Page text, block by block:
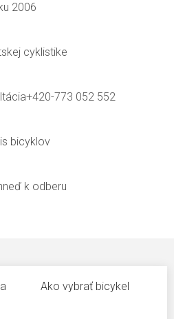
2006
cyklistike
+420-773 052 552
bicyklov
k odberu
Ako vybrať bicykel